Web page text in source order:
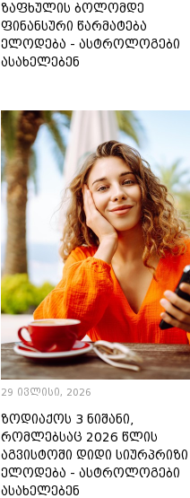
ზაფხულის ბოლომდე
ფინანსური წარმატება
ელოდება - ასტროლოგები
ასახელებენ
29 ივლისი, 2026
ზოდიაქოს 3 ნიშანი,
რომლებსაც 2026 წლის
აგვისტოში დიდი სიურპრიზი
ელოდება - ასტროლოგები
ასახელებენ